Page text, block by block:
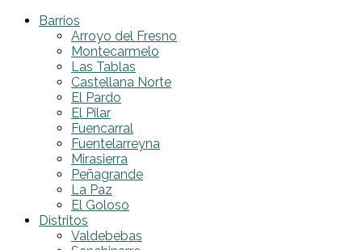
Barrios
Arroyo del Fresno
Montecarmelo
Las Tablas
Castellana Norte
El Pardo
El Pilar
Fuencarral
Fuentelarreyna
Mirasierra
Peñagrande
La Paz
El Goloso
Distritos
Valdebebas